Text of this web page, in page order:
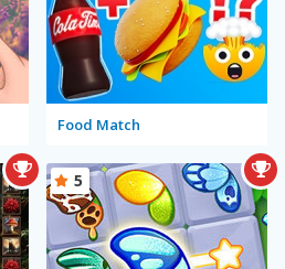
Food Match
5